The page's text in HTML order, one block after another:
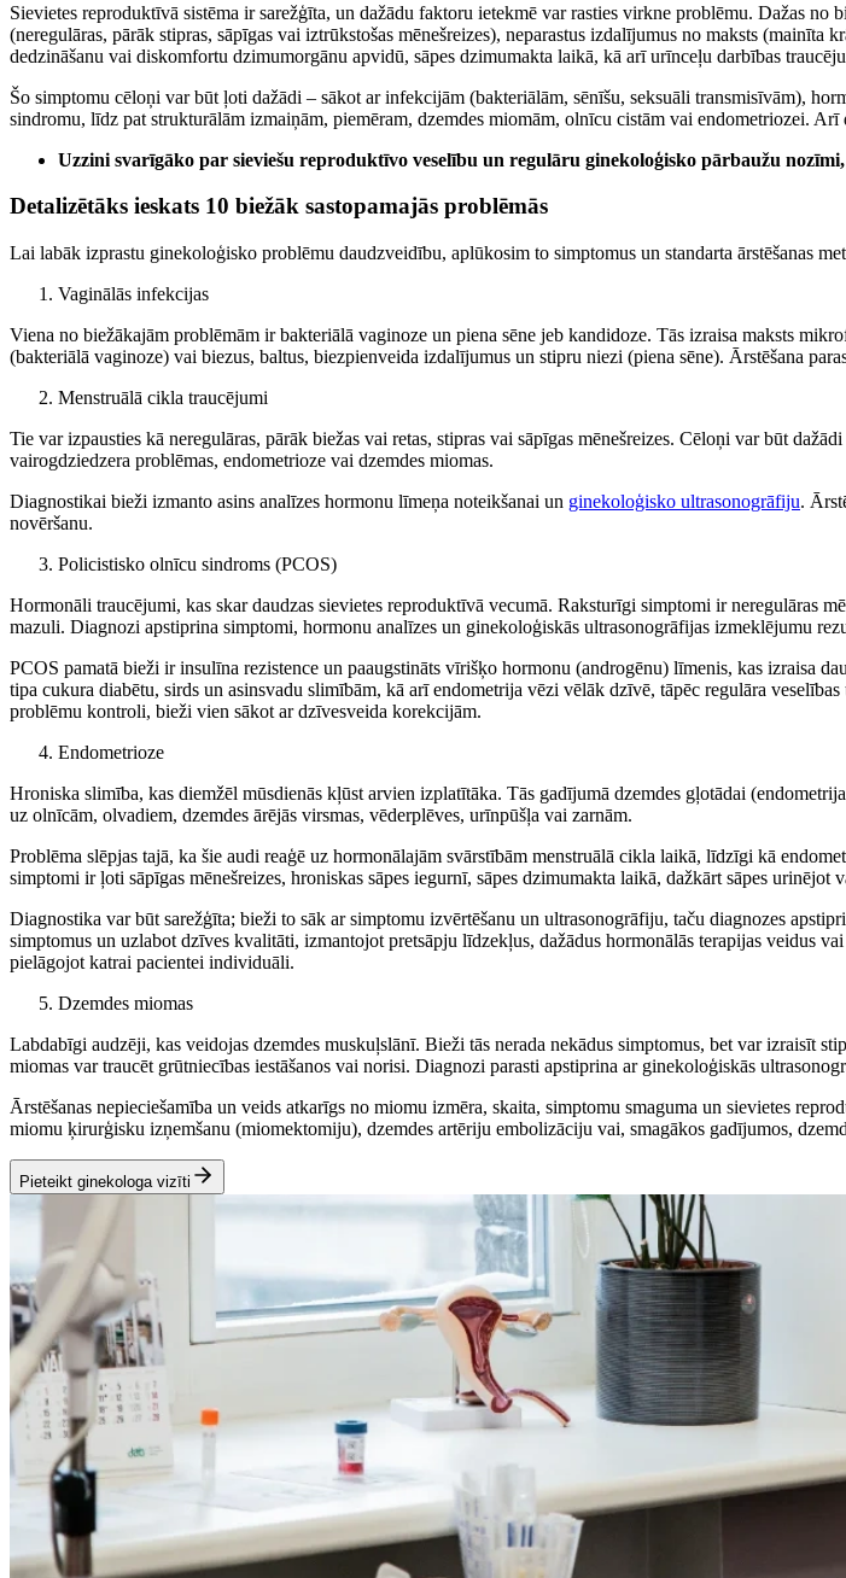
Sievietes reproduktīvā sistēma ir sarežģīta, un dažādu faktoru ietekmē var rasties virkne problēmu. Dažas
(neregulāras, pārāk stipras, sāpīgas vai iztrūkstošas mēnešreizes), neparastus izdalījumus no maksts
dedzināšanu vai diskomfortu dzimumorgānu apvidū, sāpes dzimumakta laikā, kā arī urīnceļu darbības
Šo simptomu cēloņi var būt ļoti dažādi – sākot ar infekcijām (bakteriālām, sēnīšu, seksuāli transmisīvām),
sindromu, līdz pat strukturālām izmaiņām, piemēram, dzemdes miomām, olnīcu cistām vai endometriozei.
Uzzini svarīgāko par sieviešu reproduktīvo veselību un regulāru ginekoloģisko pārbaužu
Detalizētāks ieskats 10 biežāk sastopamajās problēmās
Lai labāk izprastu ginekoloģisko problēmu daudzveidību, aplūkosim to simptomus un standarta ārstēšanas
Vaginālās infekcijas
Viena no biežākajām problēmām ir bakteriālā vaginoze un piena sēne jeb kandidoze. Tās izraisa maksts
(bakteriālā vaginoze) vai biezus, baltus, biezpienveida izdalījumus un stipru niezi (piena sēne). Ārstēšana
Menstruālā cikla traucējumi
Tie var izpausties kā neregulāras, pārāk biežas vai retas, stipras vai sāpīgas mēnešreizes. Cēloņi var būt
vairogdziedzera problēmas, endometrioze vai dzemdes miomas.
Diagnostikai bieži izmanto asins analīzes hormonu līmeņa noteikšanai un ginekoloģisko ultrasonogrāfiju.
novēršanu.
Policistisko olnīcu sindroms (PCOS)
Hormonāli traucējumi, kas skar daudzas sievietes reproduktīvā vecumā. Raksturīgi simptomi ir neregulāras
mazuli. Diagnozi apstiprina simptomi, hormonu analīzes un ginekoloģiskās ultrasonogrāfijas izmeklējumu
PCOS pamatā bieži ir insulīna rezistence un paaugstināts vīrišķo hormonu (androgēnu) līmenis, kas izraisa
tipa cukura diabētu, sirds un asinsvadu slimībām, kā arī endometrija vēzi vēlāk dzīvē, tāpēc regulāra
problēmu kontroli, bieži vien sākot ar dzīvesveida korekcijām.
Endometrioze
Hroniska slimība, kas diemžēl mūsdienās kļūst arvien izplatītāka. Tās gadījumā dzemdes gļotādai
uz olnīcām, olvadiem, dzemdes ārējās virsmas, vēderplēves, urīnpūšļa vai zarnām.
Problēma slēpjas tajā, ka šie audi reaģē uz hormonālajām svārstībām menstruālā cikla laikā, līdzīgi kā
simptomi ir ļoti sāpīgas mēnešreizes, hroniskas sāpes iegurnī, sāpes dzimumakta laikā, dažkārt sāpes urinējot
Diagnostika var būt sarežģīta; bieži to sāk ar simptomu izvērtēšanu un ultrasonogrāfiju, taču diagnozes
simptomus un uzlabot dzīves kvalitāti, izmantojot pretsāpju līdzekļus, dažādus hormonālās terapijas veidus
pielāgojot katrai pacientei individuāli.
Dzemdes miomas
Labdabīgi audzēji, kas veidojas dzemdes muskuļslānī. Bieži tās nerada nekādus simptomus, bet var izraisīt
miomas var traucēt grūtniecības iestāšanos vai norisi. Diagnozi parasti apstiprina ar ginekoloģiskās
Ārstēšanas nepieciešamība un veids atkarīgs no miomu izmēra, skaita, simptomu smaguma un sievietes
miomu ķirurģisku izņemšanu (miomektomiju), dzemdes artēriju embolizāciju vai, smagākos gadījumos,
Pieteikt ginekologa vizīti